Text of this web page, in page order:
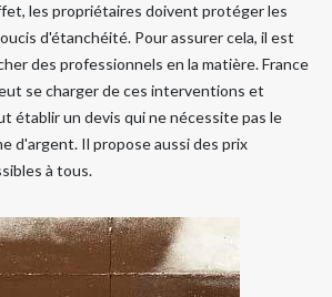
les propriétaires doivent protéger les
d'étanchéité. Pour assurer cela, il est
des professionnels en la matière. France
se charger de ces interventions et
établir un devis qui ne nécessite pas le
d'argent. Il propose aussi des prix
à tous.